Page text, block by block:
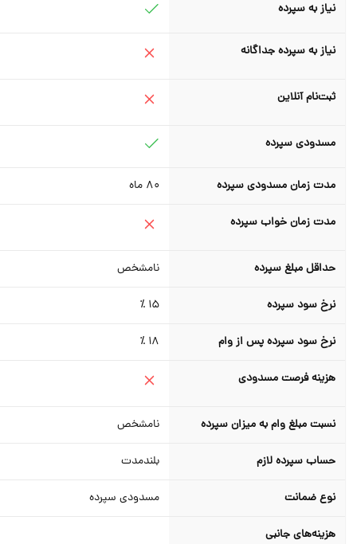
نیاز به سپرده
نیاز به سپرده جداگانه
ثبت‌نام آنلاین
مسدودی سپرده
مدت زمان مسدودی سپرده ماه
مدت زمان خواب سپرده
حداقل مبلغ سپرده نامشخص
نرخ سود سپرده
نرخ سود سپرده پس از وام
هزینه فرصت مسدودی
نسبت مبلغ وام به میزان سپرده نامشخص
حساب سپرده لازم بلندمدت
نوع ضمانت مسدودی سپرده
هزینه‌های جانبی